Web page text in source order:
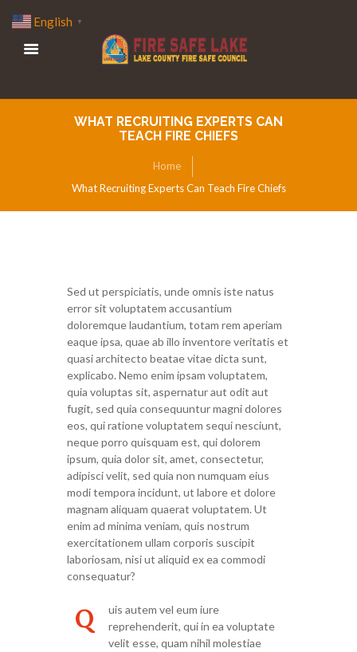
WHAT RECRUITING EXPERTS CAN
TEACH FIRE CHIEFS
Home
What Recruiting Experts Can Teach Fire Chiefs
Sed ut perspiciatis, unde omnis iste natus
error sit voluptatem accusantium
doloremque laudantium, totam rem aperiam
eaque ipsa, quae ab illo inventore veritatis et
quasi architecto beatae vitae dicta sunt,
explicabo. Nemo enim ipsam voluptatem,
quia voluptas sit, aspernatur aut odit aut
fugit, sed quia consequuntur magni dolores
eos, qui ratione voluptatem sequi nesciunt,
neque porro quisquam est, qui dolorem
ipsum, quia dolor sit, amet, consectetur,
adipisci velit, sed quia non numquam eius
modi tempora incidunt, ut labore et dolore
magnam aliquam quaerat voluptatem. Ut
enim ad minima veniam, quis nostrum
exercitationem ullam corporis suscipit
laboriosam, nisi ut aliquid ex ea commodi
consequatur?
Q
uis autem vel eum iure
reprehenderit, qui in ea voluptate
velit esse, quam nihil molestiae
English ▼